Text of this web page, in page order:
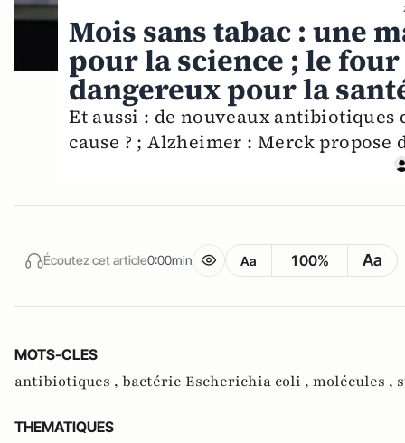
Mois sans tabac : une
pour la science ; le
dangereux pour la
Et aussi : de nouveaux
cause ? ; Alzheimer : Merck
Écoutez cet article0:00min Aa 100% Aa
MOTS-CLES
antibiotiques , bactérie Escherichia coli , molécules ,
THEMATIQUES